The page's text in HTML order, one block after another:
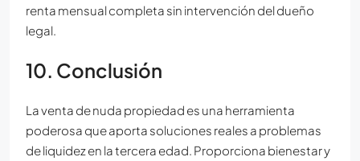
renta mensual completa sin intervención del dueño
legal.
10. Conclusión
La venta de nuda propiedad es una herramienta
poderosa que aporta soluciones reales a problemas
de liquidez en la tercera edad. Proporciona bienestar y